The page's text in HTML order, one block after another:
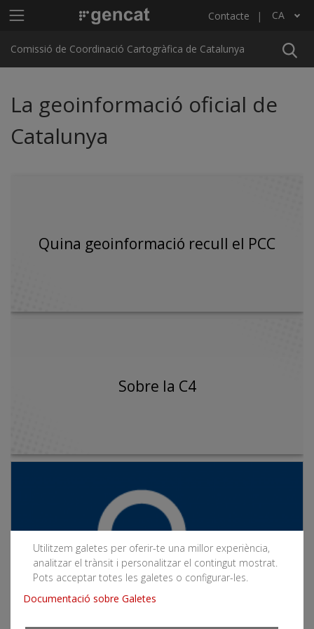
Menú principal C4 Contacte CA
Llista les accions addicionals
Comissió de Coordinació Cartogràfica de Catalunya
La geoinformació oficial de
Catalunya
Quina geoinformació recull el PCC
Sobre la C4
Utilitzem galetes per oferir-te una millor experiència,
analitzar el trànsit i personalitzar el contingut mostrat.
Pots acceptar totes les galetes o configurar-les.
Documentació sobre Galetes